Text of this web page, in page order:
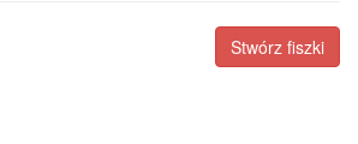
Stwórz fiszki